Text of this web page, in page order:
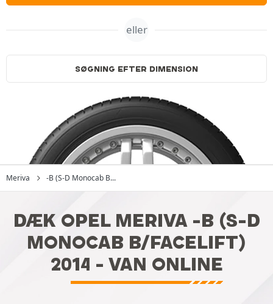
eller
SØGNING EFTER DIMENSION
Meriva -B (S-D Monocab B...
DÆK OPEL MERIVA -B (S-D
MONOCAB B/FACELIFT)
2014 - VAN ONLINE